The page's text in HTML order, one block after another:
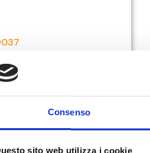
Consenso
sito web utilizza i cookie